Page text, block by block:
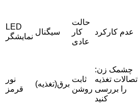
LED
نمایشگر
سیگنال
حالت
کار
عادی
عدم کارکرد
نور
قرمز
برق(تغذیه)
ثابت
روشن
چشمک زن:
اتصالات تغذیه
را بررسی
کنید